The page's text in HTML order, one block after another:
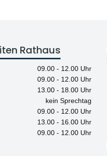
Rathaus
09.00 - 12.00 Uhr
09.00 - 12.00 Uhr
13.00 - 18.00 Uhr
kein Sprechtag
09.00 - 12.00 Uhr
13.00 - 16.00 Uhr
09.00 - 12.00 Uhr